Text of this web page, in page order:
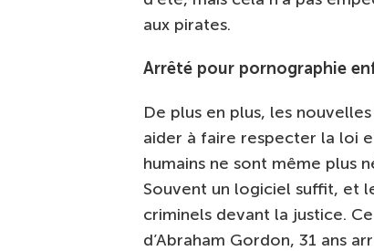
aux pirates.
Arrêté pour pornographie
De plus en plus, les
aider à faire respecter la loi
humains ne sont même plus
Souvent un logiciel suffit, et
criminels devant la justice.
d’Abraham Gordon, 31 ans